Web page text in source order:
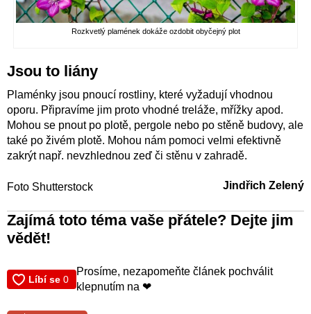
Rozkvetlý plamének dokáže ozdobit obyčejný plot
Jsou to liány
Plaménky jsou pnoucí rostliny, které vyžadují vhodnou
oporu. Připravíme jim proto vhodné treláže, mřížky apod.
Mohou se pnout po plotě, pergole nebo po stěně budovy, ale
také po živém plotě. Mohou nám pomoci velmi efektivně
zakrýt např. nevzhlednou zeď či stěnu v zahradě.
Foto Shutterstock Jindřich Zelený
Zajímá toto téma vaše přátele? Dejte jim
vědět!
Prosíme, nezapomeňte článek pochválit
klepnutím na ❤